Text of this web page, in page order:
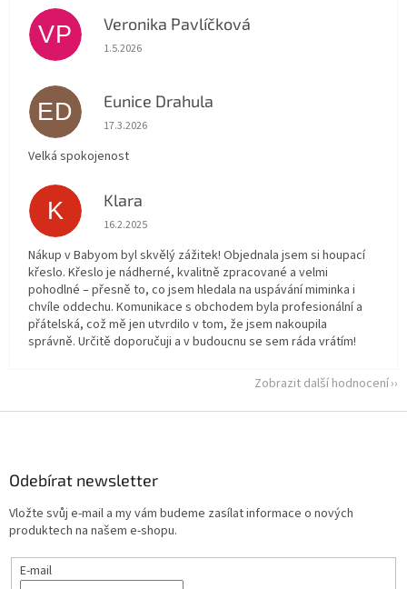
VP Veronika Pavlíčková
Hodnocení obchodu je 5 z 5 hvězdiček.
1.5.2026
ED Eunice Drahula
Hodnocení obchodu je 5 z 5 hvězdiček.
17.3.2026
Velká spokojenost
K Klara
Hodnocení obchodu je 5 z 5 hvězdiček.
16.2.2025
Nákup v Babyom byl skvělý zážitek! Objednala jsem si houpací
křeslo. Křeslo je nádherné, kvalitně zpracované a velmi
pohodlné – přesně to, co jsem hledala na uspávání miminka i
chvíle oddechu. Komunikace s obchodem byla profesionální a
přátelská, což mě jen utvrdilo v tom, že jsem nakoupila
správně. Určitě doporučuji a v budoucnu se sem ráda vrátím!
Zobrazit další hodnocení
Odebírat newsletter
Vložte svůj e-mail a my vám budeme zasílat informace o nových
produktech na našem e-shopu.
E-mail